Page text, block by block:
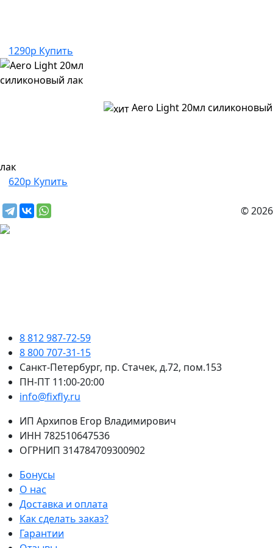
1290р Купить
Aero Light 20мл силиконовый
лак
620р Купить
© 2026
8 812 987-72-59
8 800 707-31-15
Санкт-Петербург, пр. Стачек, д.72, пом.153
ПН-ПТ 11:00-20:00
info@fixfly.ru
ИП Архипов Егор Владимирович
ИНН 782510647536
ОГРНИП 314784709300902
Бонусы
О нас
Доставка и оплата
Как сделать заказ?
Гарантии